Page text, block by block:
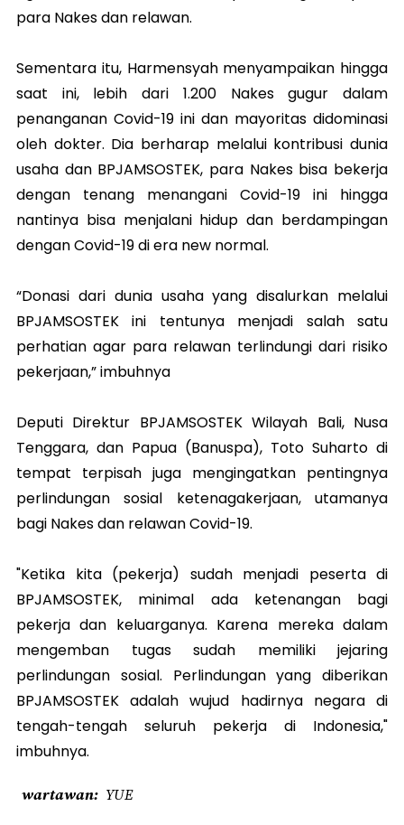
para Nakes dan relawan.
Sementara itu, Harmensyah menyampaikan hingga
saat ini, lebih dari 1.200 Nakes gugur dalam
penanganan Covid-19 ini dan mayoritas didominasi
oleh dokter. Dia berharap melalui kontribusi dunia
usaha dan BPJAMSOSTEK, para Nakes bisa bekerja
dengan tenang menangani Covid-19 ini hingga
nantinya bisa menjalani hidup dan berdampingan
dengan Covid-19 di era new normal.
“Donasi dari dunia usaha yang disalurkan melalui
BPJAMSOSTEK ini tentunya menjadi salah satu
perhatian agar para relawan terlindungi dari risiko
pekerjaan,” imbuhnya
Deputi Direktur BPJAMSOSTEK Wilayah Bali, Nusa
Tenggara, dan Papua (Banuspa), Toto Suharto di
tempat terpisah juga mengingatkan pentingnya
perlindungan sosial ketenagakerjaan, utamanya
bagi Nakes dan relawan Covid-19.
"Ketika kita (pekerja) sudah menjadi peserta di
BPJAMSOSTEK, minimal ada ketenangan bagi
pekerja dan keluarganya. Karena mereka dalam
mengemban tugas sudah memiliki jejaring
perlindungan sosial. Perlindungan yang diberikan
BPJAMSOSTEK adalah wujud hadirnya negara di
tengah-tengah seluruh pekerja di Indonesia,"
imbuhnya.
wartawan YUE